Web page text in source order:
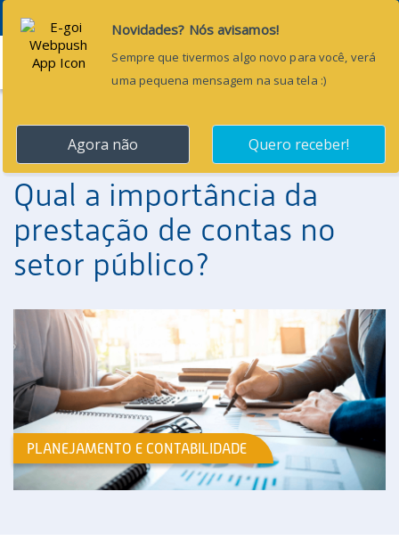
Menu
30 de abril de 2021
Qual a importância da
prestação de contas no
setor público?
PLANEJAMENTO E CONTABILIDADE